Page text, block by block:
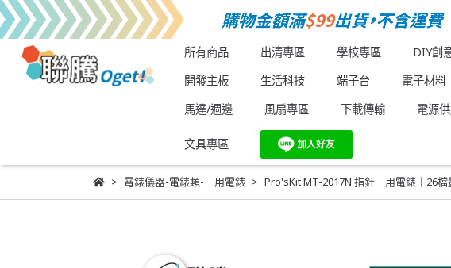
所有商品 出清專區 學校專區 DIY創
開發主板
生活科技 端子台 電子材料
馬達/週邊
風扇專區 下載傳輸 電源
文具專區
電錶儀器-電錶類-三用電錶 Pro'sKit MT-2017N 指針三用電錶｜26